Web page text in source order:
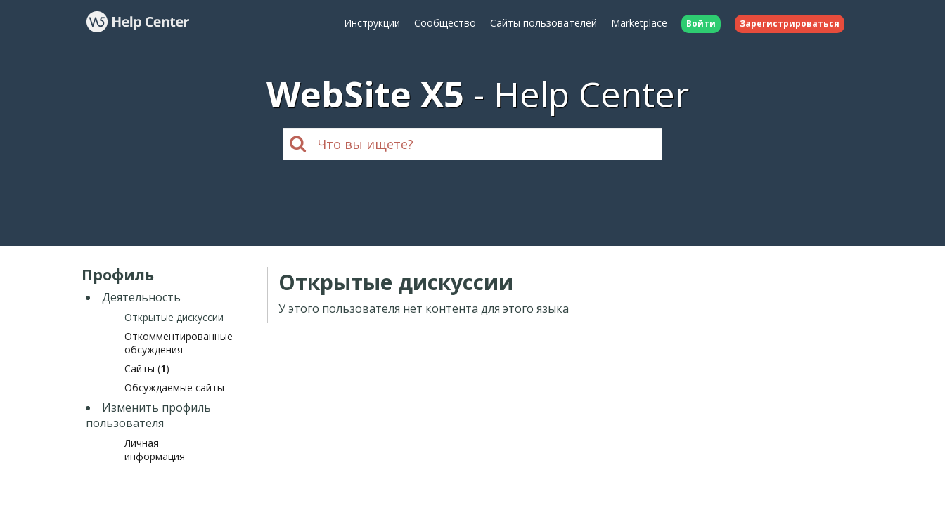
Инструкции Сообщество Сайты пользователей Marketplace Войти Зарегистрироваться
WebSite X5 Help Center
Профиль
Деятельность
Открытые дискуссии
Откомментированные
обсуждения
Сайты (1)
Обсуждаемые сайты
Изменить профиль
пользователя
Личная
информация
Открытые дискуссии
У этого пользователя нет контента для этого языка